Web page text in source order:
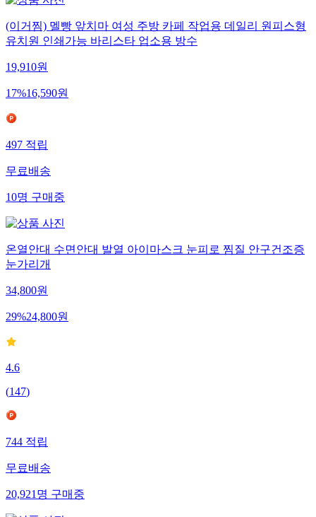
(이거찜) 멜빵 앞치마 여성 주방 카페 작업용 데일리 원피스형
유치원 인쇄가능 바리스타 업소용 방수
19,910원
17%16,590원
497적립
무료배송
10명구매중
온열안대 수면안대 발열 아이마스크 눈피로 찜질 안구건조증
눈가리개
34,800원
29%24,800원
4.6
(147)
744적립
무료배송
20,921명구매중